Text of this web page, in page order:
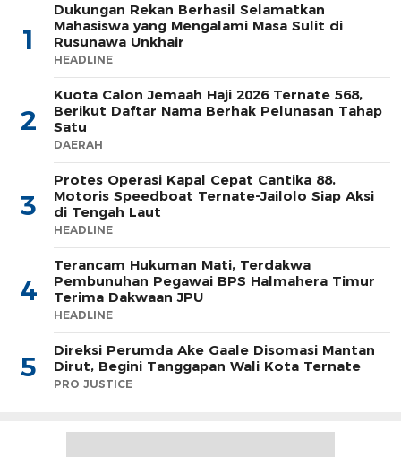
1
Dukungan Rekan Berhasil Selamatkan
Mahasiswa yang Mengalami Masa Sulit di
Rusunawa Unkhair
HEADLINE
2
Kuota Calon Jemaah Haji 2026 Ternate 568,
Berikut Daftar Nama Berhak Pelunasan Tahap
Satu
DAERAH
3
Protes Operasi Kapal Cepat Cantika 88,
Motoris Speedboat Ternate-Jailolo Siap Aksi
di Tengah Laut
HEADLINE
4
Terancam Hukuman Mati, Terdakwa
Pembunuhan Pegawai BPS Halmahera Timur
Terima Dakwaan JPU
HEADLINE
5
Direksi Perumda Ake Gaale Disomasi Mantan
Dirut, Begini Tanggapan Wali Kota Ternate
PRO JUSTICE